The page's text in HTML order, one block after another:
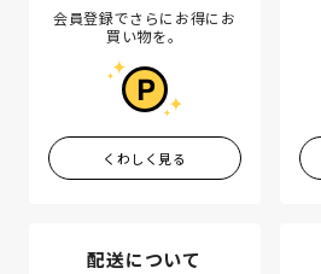
会員登録でさらにお得にお
買い物を。
くわしく見る
配送について